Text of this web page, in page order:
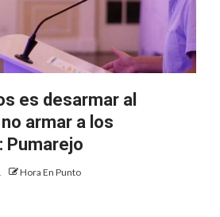
es desarmar al
armar a los
Pumarejo
Hora En Punto